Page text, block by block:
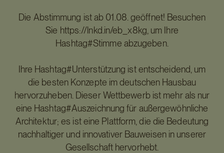
Die Abstimmung ist ab 01.08. geöffnet! Besuchen
Sie https://lnkd.in/eb_x8kg, um Ihre
Hashtag#Stimme abzugeben.
Ihre Hashtag#Unterstützung ist entscheidend, um
die besten Konzepte im deutschen Hausbau
hervorzuheben. Dieser Wettbewerb ist mehr als nur
eine Hashtag#Auszeichnung für außergewöhnliche
Architektur; es ist eine Plattform, die die Bedeutung
nachhaltiger und innovativer Bauweisen in unserer
Gesellschaft hervorhebt.